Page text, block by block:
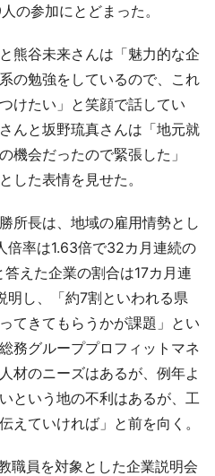
の参加にとどまった。
熊谷未来さんは「魅力的な企
の勉強をしているので、これ
けたい」と笑顔で話してい
んと坂野琉真さんは「地元就
機会だったので緊張した」
した表情を見せた。
所長は、地域の雇用情勢とし
倍率は1.63倍で32カ月連続の
えた企業の割合は17カ月連
し、「約7割といわれる県
てきてもらうかが課題」とい
務グループプロフィットマネ
材のニーズはあるが、例年よ
という地の不利はあるが、工
えていければ」と前を向く。
員を対象とした企業説明会